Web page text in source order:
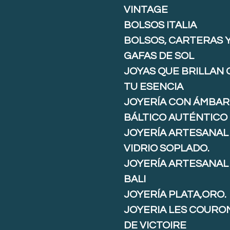
VINTAGE
BOLSOS ITALIA
BOLSOS, CARTERAS
GAFAS DE SOL
JOYAS QUE BRILLAN
TU ESENCIA
JOYERÍA CON ÁMBAR
BÁLTICO AUTÉNTICO
JOYERÍA ARTESANAL
VIDRIO SOPLADO.
JOYERÍA ARTESANAL
BALI
JOYERÍA PLATA,ORO.
JOYERIA LES
DE VICTOIRE